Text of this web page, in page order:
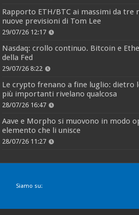
Rapporto ETH/BTC ai massimi da tre
nuove previsioni di Tom Lee
29/07/26 12:17
Nasdaq: crollo continuo. Bitcoin e
della Fed
29/07/26 8:22
Le crypto frenano a fine luglio: dietro
più importanti rivelano qualcosa
28/07/26 16:47
Aave e Morpho si muovono in modo
elemento che li unisce
28/07/26 11:27
Siamo su: